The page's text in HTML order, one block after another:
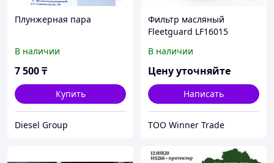
Плунжерная пара
В наличии
7 500₸
Купить
Diesel Group
Фильтр масляный
Fleetguard LF16015
автомобилей КАМАЗ
В наличии
Цену уточняйте
Написать
ТОО Winner Trade